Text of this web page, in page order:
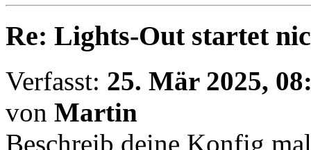
Re: Lights-Out startet
Verfasst: 25. Mär 2025,
von Martin
Beschreib deine Konfig